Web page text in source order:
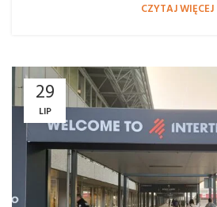
CZYTAJ WIĘCEJ
29
LIP